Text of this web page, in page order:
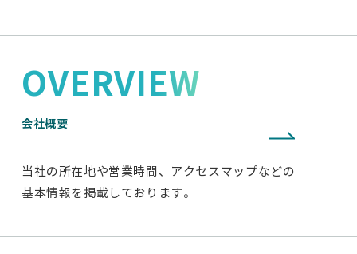
OVERVIEW
会社概要
当社の所在地や営業時間、アクセスマップなどの
基本情報を掲載しております。